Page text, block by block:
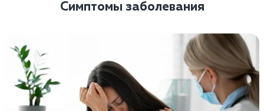
Симптомы заболевания